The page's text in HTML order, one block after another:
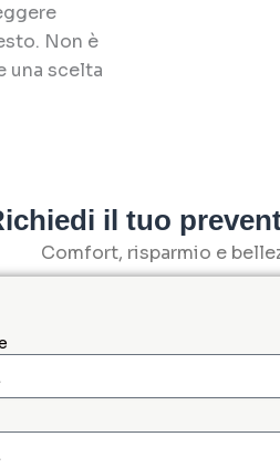
Non è
una scelta
il tuo
Comfort, risparmio e